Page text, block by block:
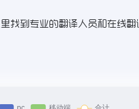
找到专业的翻译人员和在线翻